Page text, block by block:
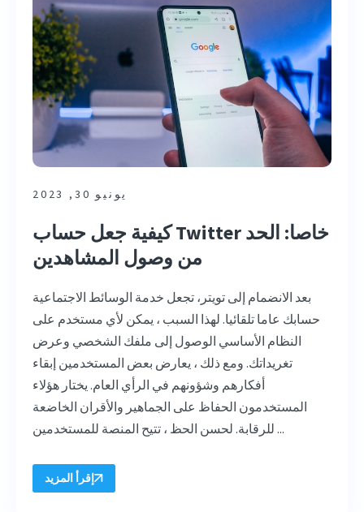
يونيو 30, 2023
كيفية جعل حساب Twitter خاصا: الحد
من وصول المشاهدين
بعد الانضمام إلى تويتر، تجعل خدمة الوسائط الاجتماعية
حسابك عاما تلقائيا. لهذا السبب ، يمكن لأي مستخدم على
النظام الأساسي الوصول إلى ملفك الشخصي وعرض
تغريداتك. ومع ذلك ، يعارض بعض المستخدمين إبقاء
أفكارهم وشؤونهم في الرأي العام. يختار هؤلاء
المستخدمون الحفاظ على الجماهير والأقران الخاضعة
للرقابة. لحسن الحظ ، تتيح المنصة للمستخدمين ...
إقرأ المزيد